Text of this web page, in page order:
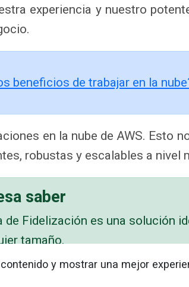
experiencia y nuestro
beneficios de trabajar en la
en la nube de AWS. Esto
robustas y escalables a nivel
saber
Fidelización es una solución
tamaño.
en la nube podrás trabajar
y mostrar una mejor